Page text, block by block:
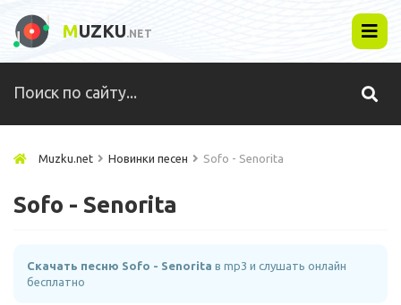
MUZKU.NET
Muzku.net Новинки песен Sofo - Senorita
Sofo - Senorita
Скачать песню Sofo - Senorita в mp3 и слушать онлайн
бесплатно